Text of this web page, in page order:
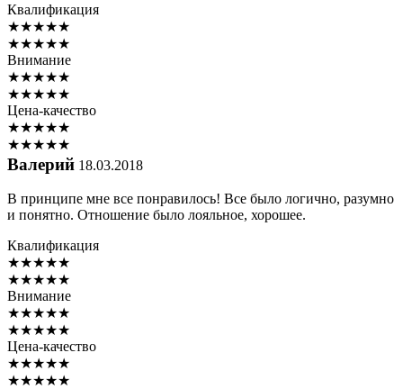
Квалификация
★★★★★
★★★★★
Внимание
★★★★★
★★★★★
Цена-качество
★★★★★
★★★★★
Валерий 18.03.2018
В принципе мне все понравилось! Все было логично, разумно
и понятно. Отношение было лояльное, хорошее.
Квалификация
★★★★★
★★★★★
Внимание
★★★★★
★★★★★
Цена-качество
★★★★★
★★★★★